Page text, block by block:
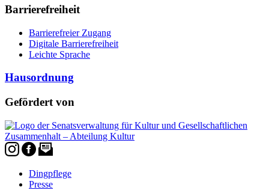
Barrierefreiheit
Barrierefreier Zugang
Digitale Barrierefreiheit
Leichte Sprache
Hausordnung
Gefördert von
Dingpflege
Presse